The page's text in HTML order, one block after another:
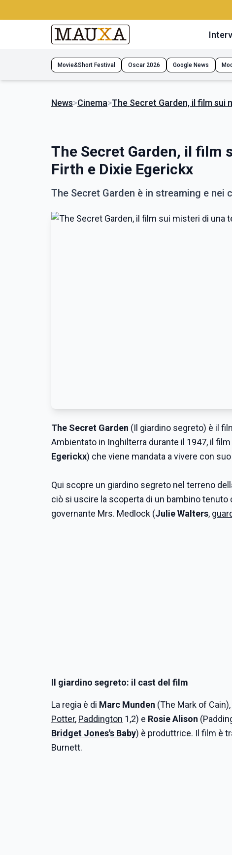
Movie&Short Festival Oscar 2026 Google News
News>Cinema>The Secret Garden, il film sui
The Secret Garden, il film
Firth e Dixie Egerickx
The Secret Garden è in streaming e nei
The Secret Garden (Il giardino segreto) è il
Ambientato in Inghilterra durante il 1947, il
Egerickx) che viene mandata a vivere con
Qui scopre un giardino segreto nel terreno
ciò si uscire la scoperta di un bambino
governante Mrs. Medlock (Julie Walters,
Il giardino segreto: il cast del film
La regia è di Marc Munden (The Mark of
Potter, Paddington 1,2) e Rosie Alison
Bridget Jones's Baby) è produttrice. Il film è
Burnett.